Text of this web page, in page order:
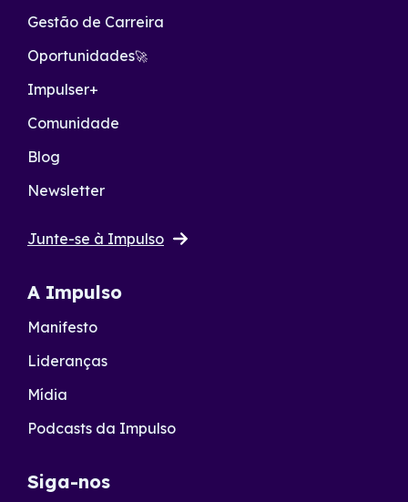
Gestão de Carreira
Oportunidades🚀
Impulser+
Comunidade
Blog
Newsletter
Junte-se à Impulso
A Impulso
Manifesto
Lideranças
Mídia
Podcasts da Impulso
Siga-nos